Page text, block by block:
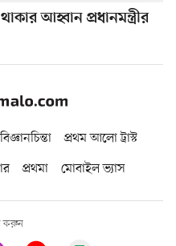
আহ্বান প্রধানমন্ত্রীর
বিজ্ঞানচিন্তা
প্রথম আলো ট্রাস্ট
প্রথমা মোবাইল ভ্যাস
করুন